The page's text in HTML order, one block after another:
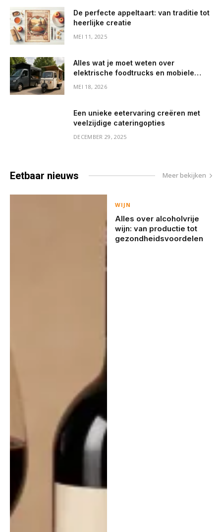
De perfecte appeltaart: van traditie tot
heerlijke creatie
MEI 11, 2025
Alles wat je moet weten over
elektrische foodtrucks en mobiele
MEI 18, 2026
Een unieke eetervaring creëren met
veelzijdige cateringopties
DECEMBER 29, 2025
Eetbaar nieuws Meer bekijken
WIJN
Alles over alcoholvrije
wijn: van productie tot
gezondheidsvoordelen